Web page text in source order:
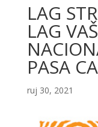
LAG
LAG
PASA
ruj 30, 2021